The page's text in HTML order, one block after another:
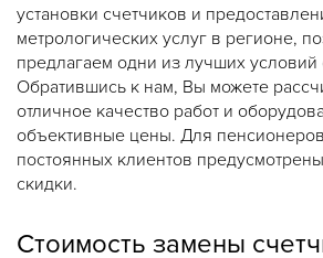
установки счетчиков и
метрологических услуг в регионе,
предлагаем одни из лучших условий
Обратившись к нам, Вы можете
отличное качество работ и
объективные цены. Для
постоянных клиентов
скидки.
Стоимость замены